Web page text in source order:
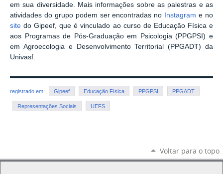
em sua diversidade. Mais informações sobre as palestras e as
atividades do grupo podem ser encontradas no
Instagram e no
site do Gipeef, que é vinculado ao curso de Educação Física e
aos Programas de Pós-Graduação em Psicologia (PPGPSI) e
em Agroecologia e Desenvolvimento Territorial (PPGADT) da
Univasf.
registrado em: Gipeef Educação Física PPGPSI PPGADT
Representações Sociais UEFS
Voltar para o topo